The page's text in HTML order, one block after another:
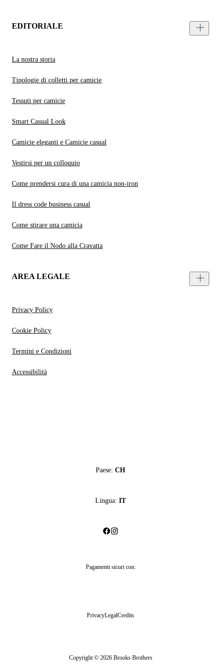
EDITORIALE
La nostra storia
Tipologie di colletti per camicie
Tessuti per camicie
Smart Casual Look
Camicie eleganti e Camicie casual
Vestirsi per un colloquio
Come prendersi cura di una camicia non-iron
Il dress code business casual
Come stirare una camicia
Come Fare il Nodo alla Cravatta
AREA LEGALE
Privacy Policy
Cookie Policy
Termini e Condizioni
Accessibilità
Paese: CH
Lingua: IT
Pagamenti sicuri con:
PrivacyLegalCredits
Copyright © 2026 Brooks Brothers